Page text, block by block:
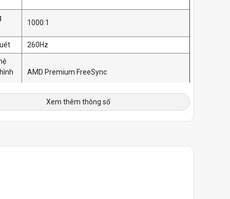
1000:1
260Hz
AMD Premium FreeSync
16.7 triệu màu
Xem thêm thông số